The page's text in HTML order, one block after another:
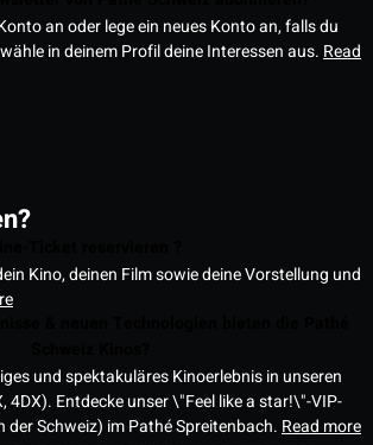
an oder lege ein neues Konto an, falls du
in deinem Profil deine Interessen aus. Read
Kino, deinen Film sowie deine Vorstellung und
und spektakuläres Kinoerlebnis in unseren
4DX). Entdecke unser \"Feel like a star!\"-VIP-
der Schweiz) im Pathé Spreitenbach. Read more